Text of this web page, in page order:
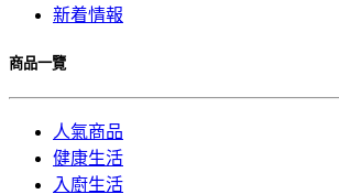
新着情報
商品一覽
人氣商品
健康生活
入廚生活